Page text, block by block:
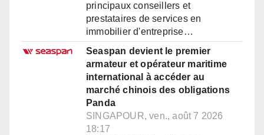
principaux conseillers et
prestataires de services en
immobilier d'entreprise…
Seaspan devient le premier
armateur et opérateur maritime
international à accéder au
marché chinois des obligations
Panda
SINGAPOUR, ven., août 7 2026
18:17